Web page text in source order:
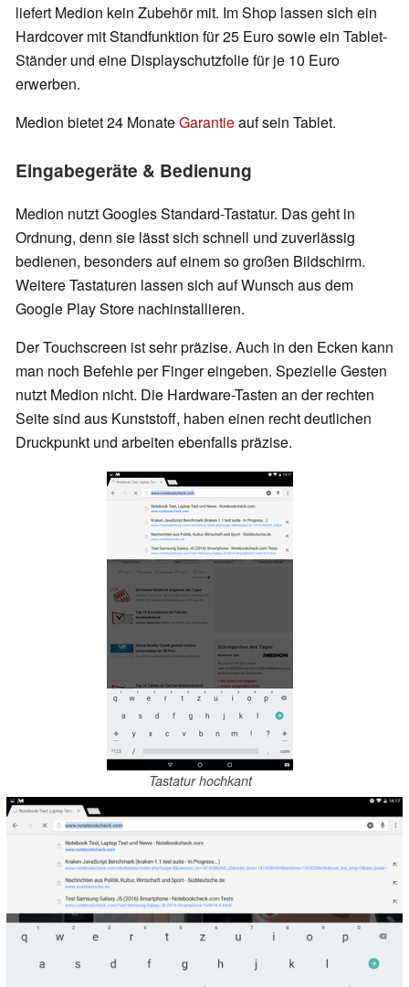
liefert Medion kein Zubehör mit. Im Shop lassen sich ein
Hardcover mit Standfunktion für 25 Euro sowie ein Tablet-
Ständer und eine Displayschutzfolie für je 10 Euro
erwerben.
Medion bietet 24 MonateGarantieauf sein Tablet.
Eingabegeräte & Bedienung
Medion nutzt Googles Standard-Tastatur. Das geht in
Ordnung, denn sie lässt sich schnell und zuverlässig
bedienen, besonders auf einem so großen Bildschirm.
Weitere Tastaturen lassen sich auf Wunsch aus dem
Google Play Store nachinstallieren.
Der Touchscreen ist sehr präzise. Auch in den Ecken kann
man noch Befehle per Finger eingeben. Spezielle Gesten
nutzt Medion nicht. Die Hardware-Tasten an der rechten
Seite sind aus Kunststoff, haben einen recht deutlichen
Druckpunkt und arbeiten ebenfalls präzise.
Tastatur hochkant